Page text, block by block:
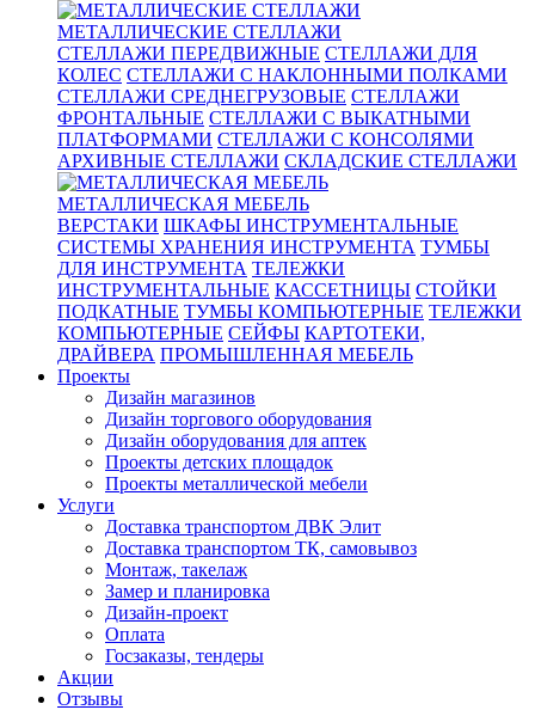
МЕТАЛЛИЧЕСКИЕ СТЕЛЛАЖИ
СТЕЛЛАЖИ ПЕРЕДВИЖНЫЕ СТЕЛЛАЖИ ДЛЯ
КОЛЕС СТЕЛЛАЖИ С НАКЛОННЫМИ ПОЛКАМИ
СТЕЛЛАЖИ СРЕДНЕГРУЗОВЫЕ СТЕЛЛАЖИ
ФРОНТАЛЬНЫЕ СТЕЛЛАЖИ С ВЫКАТНЫМИ
ПЛАТФОРМАМИ СТЕЛЛАЖИ С КОНСОЛЯМИ
АРХИВНЫЕ СТЕЛЛАЖИ СКЛАДСКИЕ СТЕЛЛАЖИ
МЕТАЛЛИЧЕСКАЯ МЕБЕЛЬ
ВЕРСТАКИ ШКАФЫ ИНСТРУМЕНТАЛЬНЫЕ
СИСТЕМЫ ХРАНЕНИЯ ИНСТРУМЕНТА ТУМБЫ
ДЛЯ ИНСТРУМЕНТА ТЕЛЕЖКИ
ИНСТРУМЕНТАЛЬНЫЕ КАССЕТНИЦЫ СТОЙКИ
ПОДКАТНЫЕ ТУМБЫ КОМПЬЮТЕРНЫЕ ТЕЛЕЖКИ
КОМПЬЮТЕРНЫЕ СЕЙФЫ КАРТОТЕКИ,
ДРАЙВЕРА ПРОМЫШЛЕННАЯ МЕБЕЛЬ
Проекты
Дизайн магазинов
Дизайн торгового оборудования
Дизайн оборудования для аптек
Проекты детских площадок
Проекты металлической мебели
Услуги
Доставка транспортом ДВК Элит
Доставка транспортом ТК, самовывоз
Монтаж, такелаж
Замер и планировка
Дизайн-проект
Оплата
Госзаказы, тендеры
Акции
Отзывы